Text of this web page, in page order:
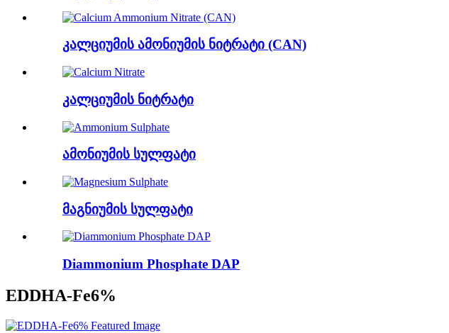
კალციუმის ამონიუმის ნიტრატი (CAN)
კალციუმის ნიტრატი
ამონიუმის სულფატი
მაგნიუმის სულფატი
Diammonium Phosphate DAP
EDDHA-Fe6%